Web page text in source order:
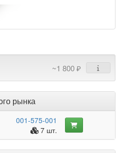
~1 800 ₽
рынка
001-575-001
7 шт.